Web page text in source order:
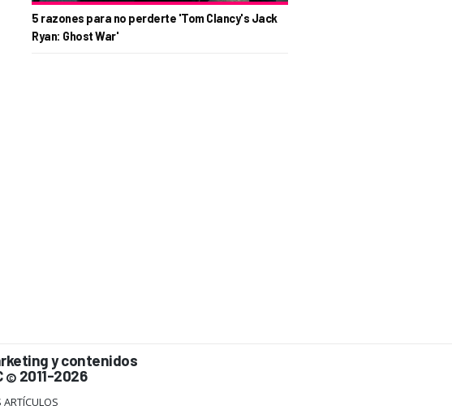
5 razones para no perderte 'Tom Clancy's Jack
Ryan: Ghost War'
y contenidos
© 2011-2026
ARTÍCULOS